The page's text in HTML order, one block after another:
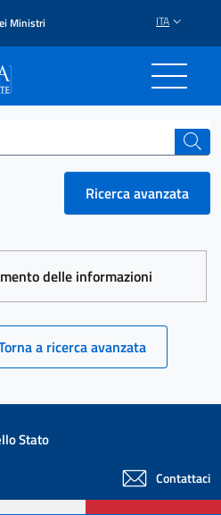
Ministri ITA
Il portale cerca
Ricerca avanzata
delle informazioni
a ricerca avanzata
Stato
Contattaci